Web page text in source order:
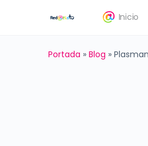
Inicio
Portada » Blog »